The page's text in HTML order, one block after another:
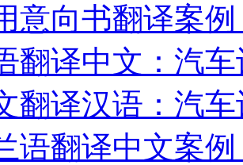
意向书翻译案
翻译中文：汽
翻译汉语：汽
语翻译中文案